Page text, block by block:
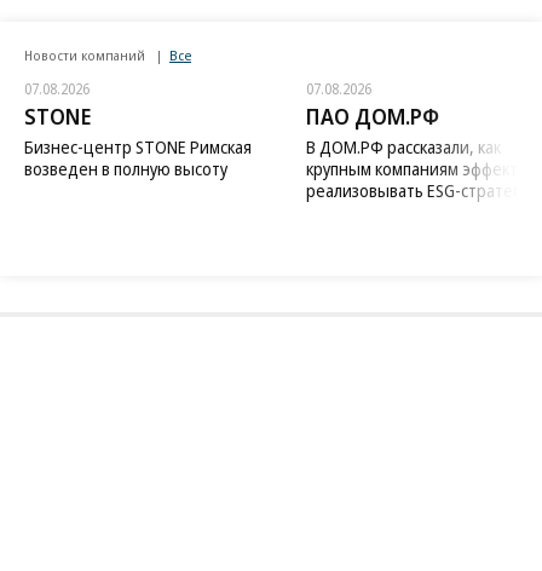
Новости компаний Все
07.08.2026
STONE
Бизнес-центр STONE Римская
возведен в полную высоту
07.08.2026
ПАО ДОМ.РФ
В ДОМ.РФ рассказали, как
крупным компаниям
реализовывать ESG-стратегию